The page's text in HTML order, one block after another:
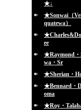
★↓
★Sonwai（
quatewa）
ee
★Raymond・
wa・Sr
★Sherian・
★Bennard・
oma
★Roy・